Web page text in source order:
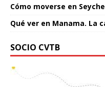
Cómo moverse en
Qué ver en Manama. La
SOCIO CVTB